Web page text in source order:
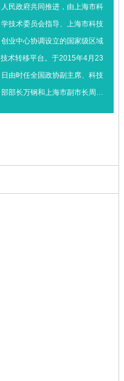
30条”试点高校。学校秉承“明
德、厚学、沉毅、笃行”的校
训，以建成国内一流国际知名创
业型大学为发展目标，坚持扎根
中国大地办大学，形成了产学研
协同创新的鲜明特色。
人民政府共同推进，由上海市科
学技术委员会指导、上海市科技
创业中心协调设立的国家级区域
技术转移平台。于2015年4月23
日由时任全国政协副主席、科技
部部长万钢和上海市副市长周波
化、专业化的第四方平台，打造